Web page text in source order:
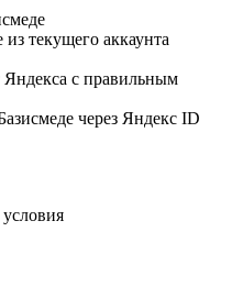
текущего аккаунта
с правильным
через Яндекс ID